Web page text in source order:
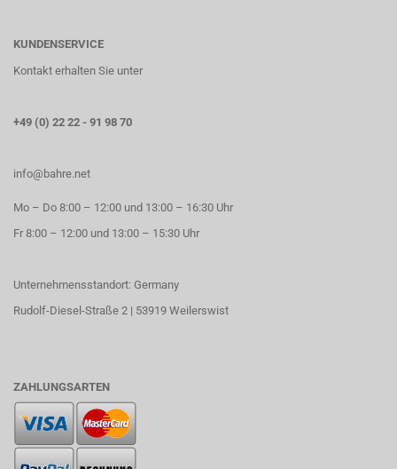
KUNDENSERVICE
Kontakt erhalten Sie unter
+49 (0) 22 22 - 91 98 70
info@bahre.net
Mo – Do 8:00 – 12:00 und 13:00 – 16:30 Uhr
Fr 8:00 – 12:00 und 13:00 – 15:30 Uhr
Unternehmensstandort: Germany
Rudolf-Diesel-Straße 2 | 53919 Weilerswist
ZAHLUNGSARTEN